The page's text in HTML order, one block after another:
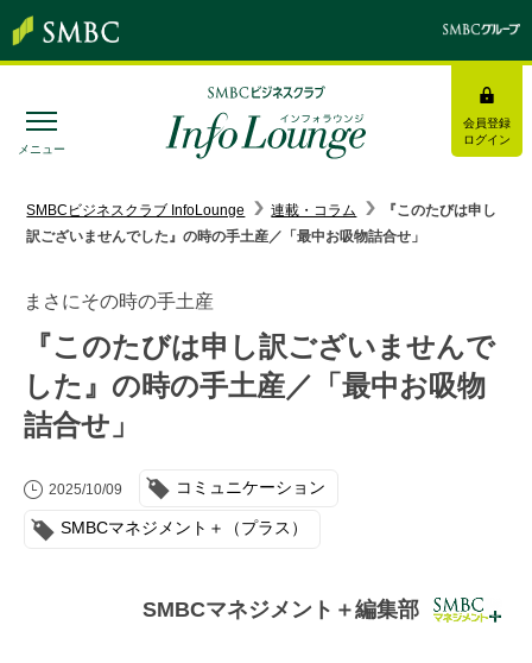
メニュー
会員登録
ログイン
みんなの研修
トピックス＆インフォメーション
インタビュー・レポート
イベント・セミナー
SMBCビジネスクラブ InfoLounge 連載・コラム
『このたびは申し
訳ございませんでした』の時の手土産／「最中お吸物詰合せ」
まさにその時の手土産
『このたびは申し訳ございませんで
した』の時の手土産／「最中お吸物
詰合せ」
2025/10/09 コミュニケーション
SMBCマネジメント＋（プラス）
SMBCマネジメント＋編集部